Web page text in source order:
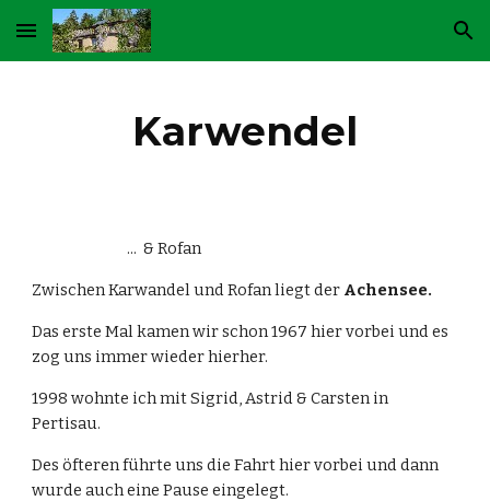
Skip to main content Skip to navigation
Karwendel
                             ...  & Rofan
Zwischen Karwandel und Rofan liegt der Achensee.
Das erste Mal kamen wir schon 1967 hier vorbei und es
zog uns immer wieder hierher.
1998 wohnte ich mit Sigrid, Astrid & Carsten in
Pertisau.
Des öfteren führte uns die Fahrt hier vorbei und dann
wurde auch eine Pause eingelegt.